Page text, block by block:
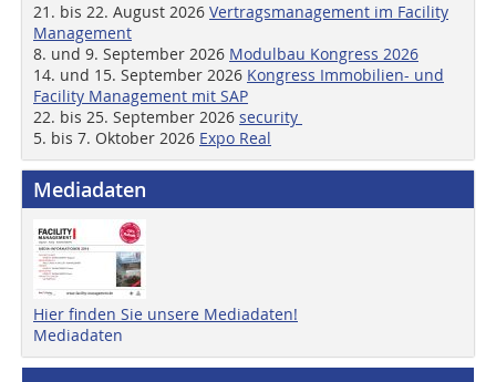
21. bis 22. August 2026 Vertragsmanagement im Facility
Management
8. und 9. September 2026 Modulbau Kongress 2026
14. und 15. September 2026 Kongress Immobilien- und
Facility Management mit SAP
22. bis 25. September 2026 security
5. bis 7. Oktober 2026 Expo Real
Mediadaten
Hier finden Sie unsere Mediadaten!
Mediadaten